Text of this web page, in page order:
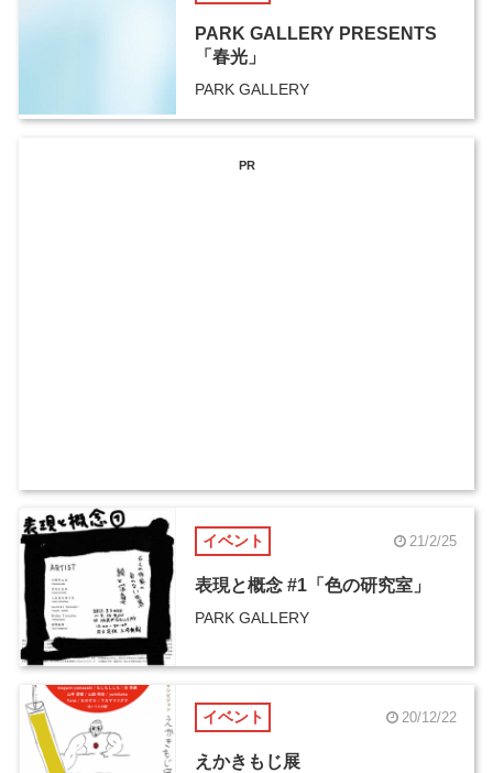
PARK GALLERY PRESENTS
「春光」
PARK GALLERY
PR
イベント 21/2/25
表現と概念 #1「色の研究室」
PARK GALLERY
イベント 20/12/22
えかきもじ展